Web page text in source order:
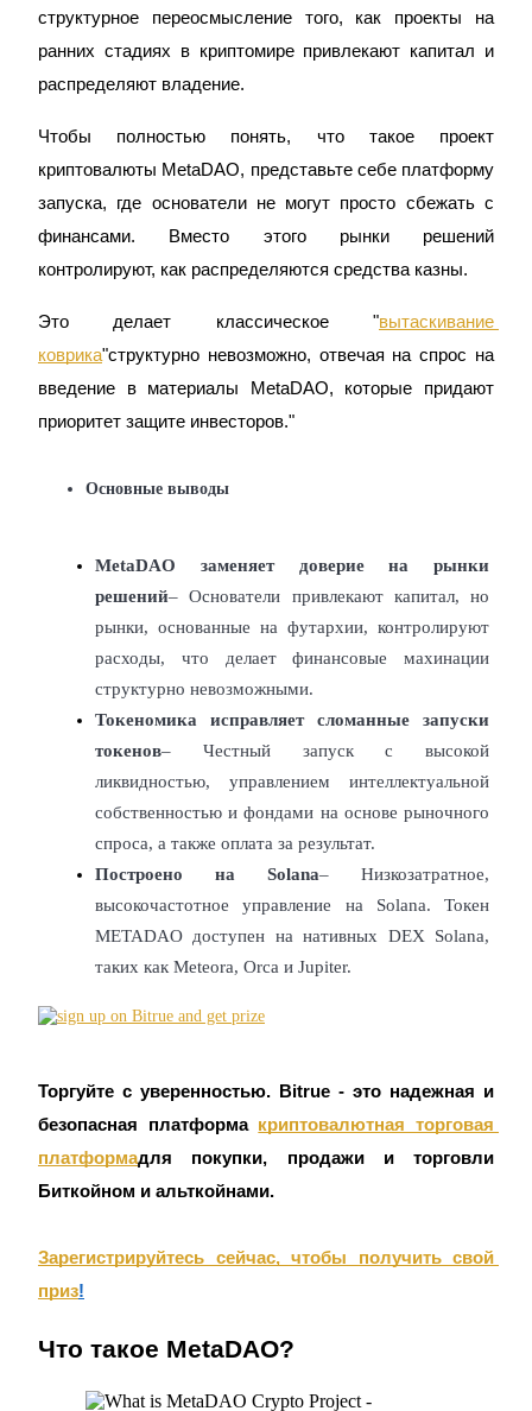
TradFi
Деривативы на акции, форекс, драгоценные металлы и
обеспечения
Копирование торговли
Присоединяйтесь к лучшим трейдерам
Станьте копи-трейдером
Наслаждайтесь распределением прибыли и комиссиями
за копи-трейдинг
Информация
структурное переосмысление того, как проекты на
ранних стадиях в криптомире привлекают капитал и
распределяют владение.
Чтобы полностью понять, что такое проект
криптовалюты MetaDAO, представьте себе платформу
запуска, где основатели не могут просто сбежать с
финансами. Вместо этого рынки решений
контролируют, как распределяются средства казны.
Это делает классическое "вытаскивание
коврика"структурно невозможно, отвечая на спрос на
введение в материалы MetaDAO, которые придают
приоритет защите инвесторов."
Основные выводы
MetaDAO заменяет доверие на рынки
решений– Основатели привлекают капитал, но
рынки, основанные на футархии, контролируют
расходы, что делает финансовые махинации
структурно невозможными.
Токеномика исправляет сломанные запуски
токенов– Честный запуск с высокой
ликвидностью, управлением интеллектуальной
собственностью и фондами на основе рыночного
спроса, а также оплата за результат.
Построено на Solana– Низкозатратное,
высокочастотное управление на Solana. Токен
METADAO доступен на нативных DEX Solana,
таких как Meteora, Orca и Jupiter.
Торгуйте с уверенностью. Bitrue - это надежная и
безопасная платформа криптовалютная торговая
платформадля покупки, продажи и торговли
Биткойном и альткойнами.
Зарегистрируйтесь сейчас, чтобы получить свой
приз!
Что такое MetaDAO?